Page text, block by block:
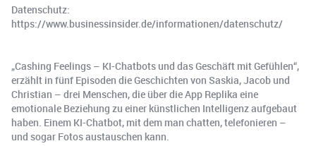
Datenschutz:
https://www.businessinsider.de/informationen/datenschutz/
„Cashing Feelings – KI-Chatbots und das Geschäft mit Gefühlen“,
erzählt in fünf Episoden die Geschichten von Saskia, Jacob und
Christian – drei Menschen, die über die App Replika eine
emotionale Beziehung zu einer künstlichen Intelligenz aufgebaut
haben. Einem KI-Chatbot, mit dem man chatten, telefonieren –
und sogar Fotos austauschen kann.